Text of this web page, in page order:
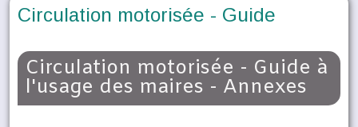
Circulation motorisée - Guide
Circulation motorisée - Guide à
l'usage des maires - Annexes